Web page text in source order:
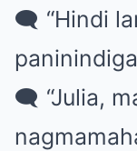
🗨 “Hindi
🗨 “Julia,